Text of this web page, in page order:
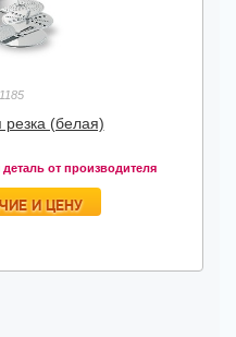
резка (белая)
от производителя
И ЦЕНУ